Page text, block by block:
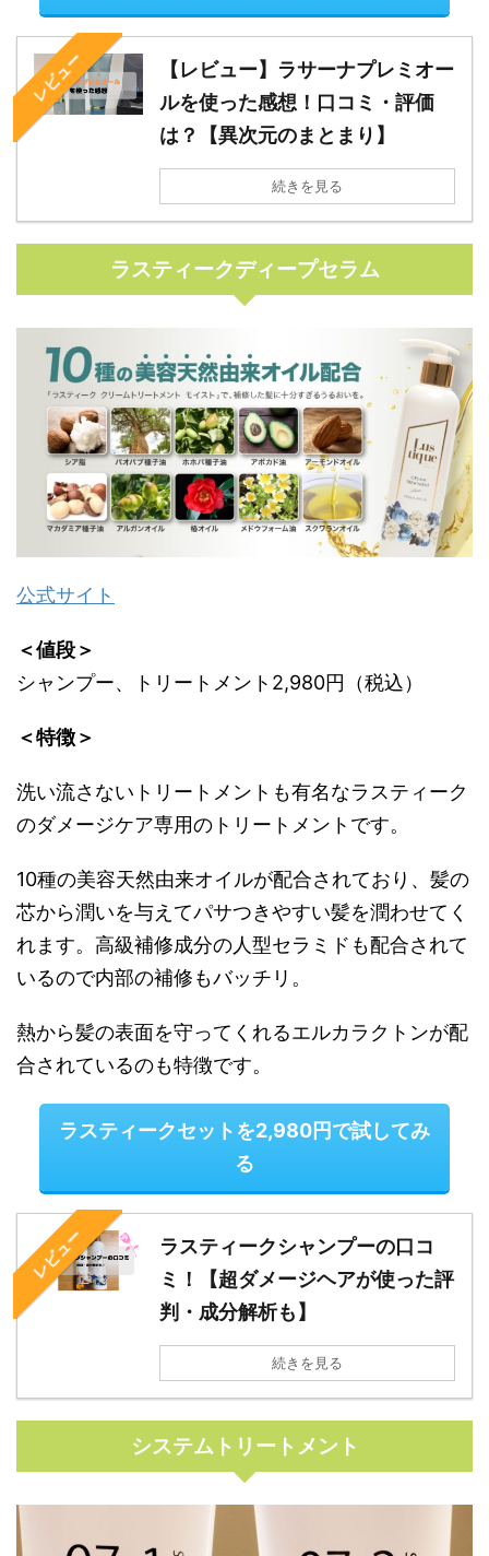
レビュー
【レビュー】ラサーナプレミオー
ルを使った感想！口コミ・評価
は？【異次元のまとまり】
続きを見る
ラスティークディープセラム
公式サイト
＜値段＞
シャンプー、トリートメント2,980円（税込）
＜特徴＞
洗い流さないトリートメントも有名なラスティーク
のダメージケア専用のトリートメントです。
10種の美容天然由来オイルが配合されており、髪の
芯から潤いを与えてパサつきやすい髪を潤わせてく
れます。高級補修成分の人型セラミドも配合されて
いるので内部の補修もバッチリ。
熱から髪の表面を守ってくれるエルカラクトンが配
合されているのも特徴です。
ラスティークセットを2,980円で試してみ
る
レビュー
ラスティークシャンプーの口コ
ミ！【超ダメージヘアが使った評
判・成分解析も】
続きを見る
システムトリートメント